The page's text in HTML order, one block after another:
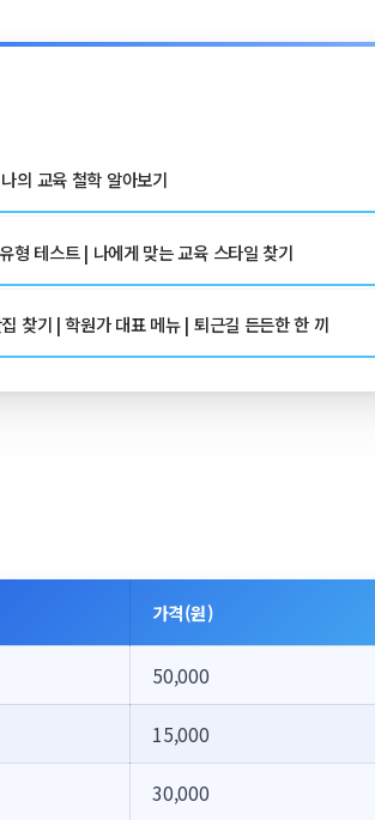
의 교육 철학 알아보기
형 테스트 | 나에게 맞는 교육 스타일 찾기
찾기 | 학원가 대표 메뉴 | 퇴근길 든든한 한 끼
가격(원)
50,000
15,000
30,000